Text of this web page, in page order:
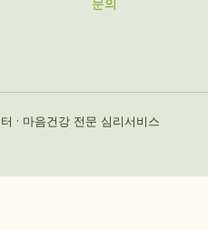
· 마음건강 전문 심리서비스